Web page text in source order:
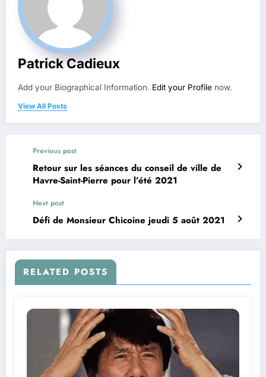
Patrick Cadieux
Add your Biographical Information. Edit your Profile now.
View All Posts
Previous post
Retour sur les séances du conseil de ville de
Havre-Saint-Pierre pour l’été 2021
Next post
Défi de Monsieur Chicoine jeudi 5 août 2021
RELATED POSTS